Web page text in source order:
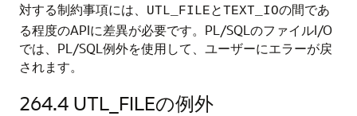
対する制約事項には、
UTL_FILEとTEXT_IOの間であ
る程度のAPIに差異が必要です。PL/SQLのファイルI/O
では、PL/SQL例外を使用して、ユーザーにエラーが戻
されます。
264.4 UTL_FILEの例外